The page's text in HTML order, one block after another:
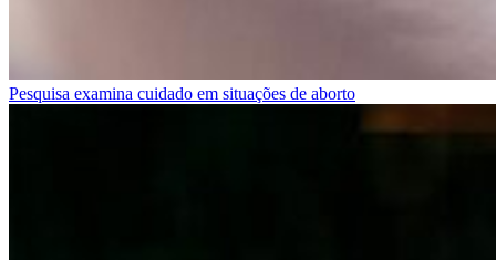
Pesquisa examina cuidado em situações de aborto